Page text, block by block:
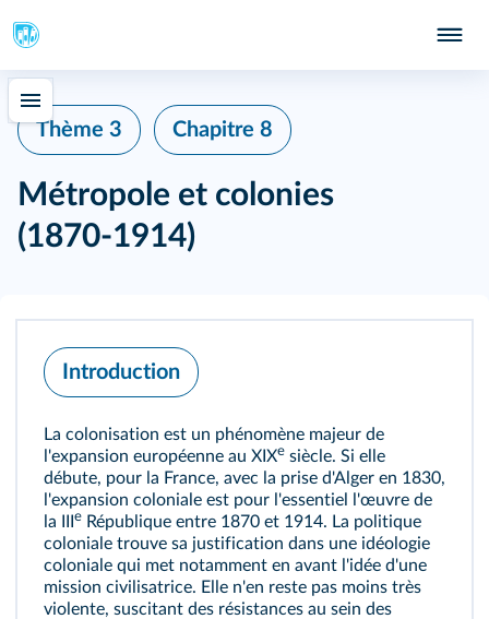
Thème 3 Chapitre 8
Métropole et colonies
(1870‑1914)
Introduction
La colonisation est un phénomène majeur de
l'expansion européenne au XIXe siècle. Si elle
débute, pour la France, avec la prise d'Alger en 1830,
l'expansion coloniale est pour l'essentiel l'œuvre de
la III e République entre 1870 et 1914. La politique
coloniale trouve sa justification dans une idéologie
coloniale qui met notamment en avant l'idée d'une
mission civilisatrice. Elle n'en reste pas moins très
violente, suscitant des résistances au sein des